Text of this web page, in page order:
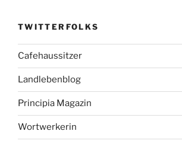
TWITTERFOLKS
Cafehaussitzer
Landlebenblog
Principia Magazin
Wortwerkerin